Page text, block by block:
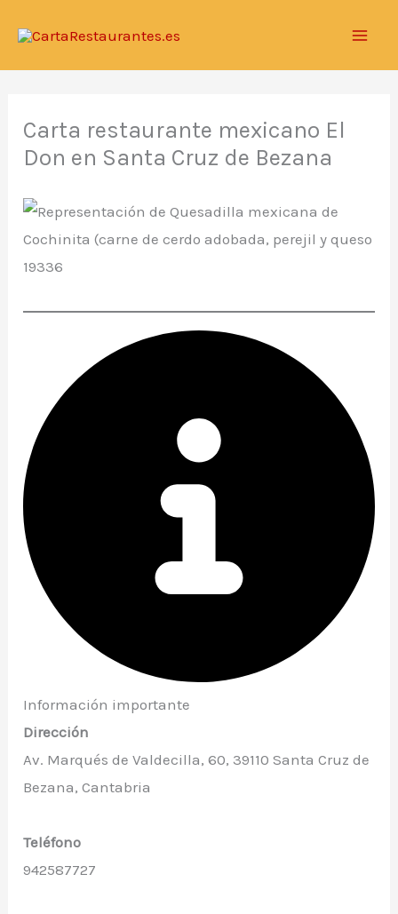
contenido
Carta restaurante mexicano El
Don en Santa Cruz de Bezana
Información importante
Dirección
Av. Marqués de Valdecilla, 60, 39110 Santa Cruz de
Bezana, Cantabria
Teléfono
942587727